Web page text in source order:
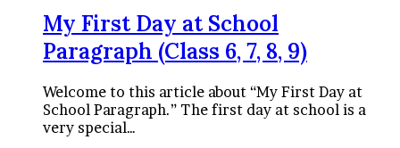
My First Day at School
Paragraph (Class 6, 7, 8, 9)
Welcome to this article about “My First Day at
School Paragraph.” The first day at school is a
very special…